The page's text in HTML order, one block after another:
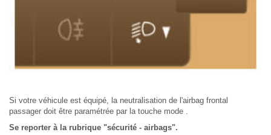
Si votre véhicule est équipé, la neutralisation de l'airbag frontal
passager doit être paramétrée par la touche mode .
Se reporter à la rubrique "sécurité - airbags".